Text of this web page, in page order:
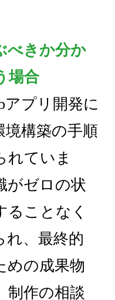
べきか分か
場合
アプリ開発に
境構築の手順
れていま
がゼロの状
ることなく
れ、最終的
めの成果物
制作の相談